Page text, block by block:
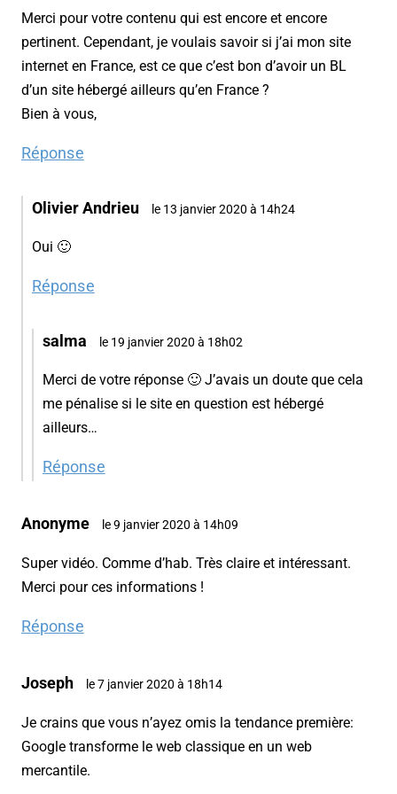
Merci pour votre contenu qui est encore et encore
pertinent. Cependant, je voulais savoir si j’ai mon site
internet en France, est ce que c’est bon d’avoir un BL
d’un site hébergé ailleurs qu’en France ?
Bien à vous,
Réponse
Olivier Andrieu le 13 janvier 2020 à 14h24
Oui 🙂
Réponse
salma le 19 janvier 2020 à 18h02
Merci de votre réponse 🙂 J’avais un doute que cela
me pénalise si le site en question est hébergé
ailleurs…
Réponse
Anonyme le 9 janvier 2020 à 14h09
Super vidéo. Comme d’hab. Très claire et intéressant.
Merci pour ces informations !
Réponse
Joseph le 7 janvier 2020 à 18h14
Je crains que vous n’ayez omis la tendance première:
Google transforme le web classique en un web
mercantile.